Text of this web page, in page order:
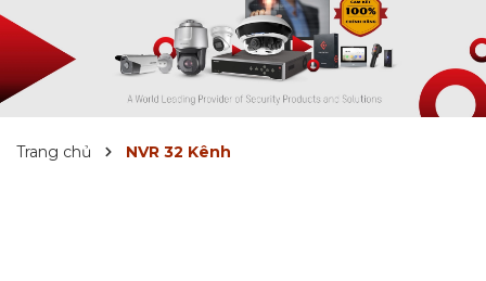
Trang chủ NVR 32 Kênh